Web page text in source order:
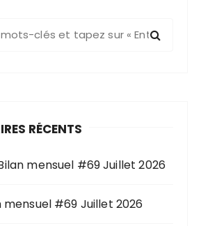
RÉCENTS
mensuel #69 Juillet 2026
mensuel #69 Juillet 2026